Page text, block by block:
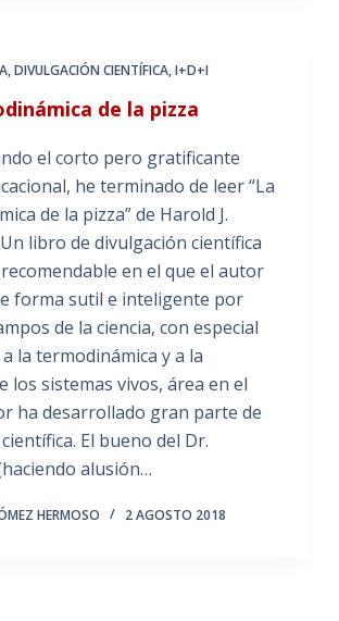
,DIVULGACIÓN CIENTÍFICA,I+D+I
de la pizza
el corto pero gratificante
he terminado de leer “La
de la pizza” de Harold J.
libro de divulgación científica
en el que el autor
forma sutil e inteligente por
de la ciencia, con especial
la termodinámica y a la
los sistemas vivos, área en el
ha desarrollado gran parte de
El bueno del Dr.
alusión…
HERMOSO 2 AGOSTO 2018